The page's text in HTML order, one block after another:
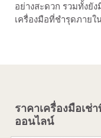
อย่างสะดวก รวมทั้งยั
เครื่องมือที่ชำรุดภายใ
ราคาเครื่องมือเ
ออนไลน์